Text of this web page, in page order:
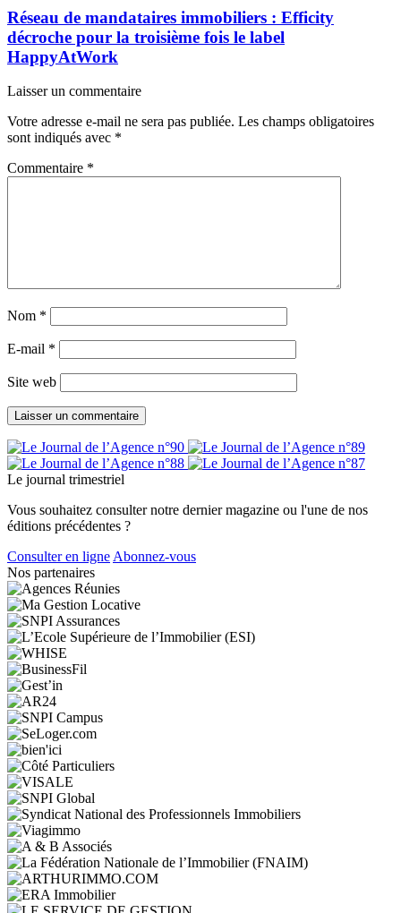
Réseau de mandataires immobiliers : Efficity
décroche pour la troisième fois le label
HappyAtWork
Laisser un commentaire
Votre adresse e-mail ne sera pas publiée. Les champs obligatoires
sont indiqués avec *
Commentaire *
Nom *
E-mail *
Site web
Le journal trimestriel
Vous souhaitez consulter notre dernier magazine ou l'une de nos
éditions précédentes ?
Consulter en ligneAbonnez-vous
Nos partenaires